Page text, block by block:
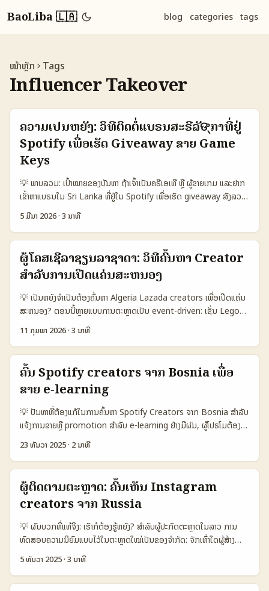
BaoLiba 🇱🇦 blog categories tags
ໜ້າຫຼັກ Tags
Influencer Takeover
ຄວາມເປັນຫຍັງ: ວິທີຕິດຕໍ່ແບຣນສະຣີລັଙ୍ກາທີ່ຢູ່
Spotify ເພື່ອເຮັດ Giveaway ຂາຍ Game
Keys
💡 ພາບລວມ: ເປົ້າໝາຍຂອງບັນຫາ ຖ້າເຈົ້າເປັນຄຣີເອເທີ ຫຼື ຜູ້ຂາຍເກມ ແລະຢາກ
ເຂົ້າຫາແບຣນໃນ Sri Lanka ທີ່ຢູ່ໃນ Spotify ເພື່ອເຮັດ giveaway ສັງລວມ
game keys — ນີ້ແມ່ນບັນຫາທີ່ຈະຕ້ອງເຂົ້າໃຈເຖິງການກະທຳຮ່ວມ, ກຸ່ມເປົ່າ
ໝາຍ, ກົງກັບຂໍ້ກຳນົດການແລະທາງການເງິນ. ຄວາມນິຍົມຂອງ Spotify ໃນການ
ເຊື່ອມຕໍ່ລິດສະຕິເພງ ກັບການເກັບຂໍ້ມູນ user ແລະ ticketing partners
(ຢ່າງໃນການຫຼາຍຕົວຢ່າງ, Spotify ໄດ້ລົງຊື່ຮ່ວມກັບ e-plus ແລະ ticketing
platforms ຕ່າງໆ) ຊ່ວຍໃຫ້ການຄົ້ນຫາອິນເວນທານຂອງຜູ້ຟັງງ່າຍຂຶ້ນ — ນີ້
ແມ່ນຈຸດເລີ່ມຕົ້ນທີ່ດີສຳລັບການປະກອບກັບແບຣນ. (ອ້າງອີງ: Spotify
partnership examples) ໃນບົດນີ້ ຂ້ອຍຈະແນະນໍາແນວທາງຈິງໆ ສຳລັບຄຣີ
ເອເທີແບບລາວ — ຈາກການກວດຄືນຂໍ້ມູນ, ການສະເຫມີແບບສົນທະນາ, ການ
ປະກອບແບບ campaign ແລະການຕິດຕໍ່ທີ່ມີປະສິດທິພາບເພື່ອເຮັດໃຫ້
giveaway ຂອງເຈົ້າເຂົ້າຫາຕະຫລາດ Sri Lanka ໄດ້ຜົນ. 📊 ຕາຕະລາງຂໍ້ມູນ
Lanka) Spotify (Laos) Spotify (Malaysia) 👥 Monthly Active
1.200.000 180.000 2.500.000 📈 Mobile Penetration 65%
45% 78% 🎧 Average Listening hrs/wk 7.2 5.1 8.0 💰 Brand
Partnership Readiness High Medium High 🤝 Influencer
Marketing Maturity Medium Low High ຕາຕະລາງນີ້ແມ່ນຮູບແບບ
ສັງລວມທີ່ຊ່ວຍເຮັດໃຫ້ເຈົ້າເຫັນຄວາມແຕກຕ່າງຂອງຕະຫຼາດ: Sri Lanka ມີ
user base ກາງດີແລະຄວາມພ້ອມທີ່ຈະຮ່ວມມືກັບແບຣນ, ໃນຂະນະທີ່ Laos
ຍັງຕ້ອງພັດທະນາໄປຍັງລາຍການ influencer ແລະ mobile reach. ນີ້ແມ່ນ
ຂໍ້ມູນເປັນแนວທາງເລີ່ມຕົ້ນເພື່ອກຳນົດກຸ່ມເປົ່າໝາຍແລະທຸລະກຳທີ່ຈະເຮັດ. ...
5 ມີນາ 2026·3 ນາທີ
ຜູ້ໂຄສເຊີລາຊຽນລາຊາດາ: ວິທີຄົ້ນຫາ Creator
ສໍາລັບການເປີດແຄ່ນສະຫນອງ
💡 ເປັນຫຍັງຈຳເປັນຕ້ອງຄົ້ນຫາ Algeria Lazada creators ເພື່ອເປີດແຄ່ນ
ສະຫນອງ? ຕອນນີ້ຫຼາຍແບບການຕະຫຼາດເປັນ event-driven: ເຊັ່ນ Lego
Bloom Together ທີ່ຈັດການລະຫວ່າງ 6–15 ກຸມພາ 2026 ແລະມີ pop-
up ແລະ livestream ຢູ່ເມືອງທີ່ກຳນົດ — ນັ້ນແມ່ນໂອກາດທີ່ດີເພື່ອຮ່ວມງານ
ກັບ creators ຈາກ Algeria ເພື່ອເປີດແຄ່ນ sponsored challenges.
ສະເລ່ຍຈັກທີ່ຕ້ອງເຮັດ: ຄົ້ນຫາ creator ທີ່ເຂົ້າກັບ product fit (ຕົວຢ່າງ:
Lego Bloom Together), ຈັດການ livestream ແລະເຮັດ mechanic
ຂອງ challenge ເພື່ອເກັບ data ROI. ບລັງຊັ່ນຈິງ: Lazada ມີ
livestream events ແລະ member sign-ups (ເຊັ່ນການລົງທະບຽນ
ເປັນ Lego Official Store member ຢູ່ Lazada) ເປັນ mechanic ທີ່
ສາມາດຕ້ອນຮັບ sponsored challenge — ນີ້ແມ່ນຈຸດເລີ່ມຕົ້ນທີ່ດີ ແລະມີ
feature ທີ່ສົມມຸມໃຫ້ຜົນ. ...
11 ກຸມພາ 2026·3 ນາທີ
ຄົ້ນ Spotify creators ຈາກ Bosnia ເພື່ອ
ຂາຍ e‑learning
💡 ປັນຫາທີ່ຕ້ອງແກ້ໃນການຄົ້ນຫາ Spotify Creators ຈາກ Bosnia ສຳລັບ
ແຈ້ງການຂາຍຫຼື promotion ສຳລັບ e‑learning ຢ່າງມີຜົນ, ຜູ້ໂປຣໂມຕ້ອງຮູ້
ວ່າຈຸດປະสงຂອງຄົນຄົນສ້າງຄວາມນ້ອຍອັນດຽວກັນກັບວ່າຈະຮອດປະໂຫຍດ
ເທົ່າໃດ — ບາງຄັ້ງ creators ຈະບໍ່ມີ follower ຫຼາຍແຕ່ມີ audience ທີ່
ເໝາະສົມທີ່ຈະສົ່ງຂໍ້ຄວາມການຮຽນ. ສະພາບໃນ Bosnia and Herzegovina
ມີຊ່ອງຊຸມຊົນເສັ້ນນ້ອຍ ແຕ່ມີເສັ້ນສຽງທີ່ໃຫ້ຜົນສໍາເລັດໄດ້ຫນ້າສົນໃຈ — ບໍ່
ແມ່ນຈຳເປັນຕ້ອງມີຜູ້ຕິດຕາມຫລາຍເພື່ອປັບຂຶ້ນຍອດຂອງຄິວເລີນ. ບົດນີ້ຈະພາ
ທ່ານຜ່ານຂັ້ນຕອນທີ່ປະຕິບັດໄດ້ — ຈາກການຄົ້ນ creator ຢູ່ Spotify, ການ
ວິເຄາະ playlist, ການຕິດຕໍ່ແບບມີຄວາມຮູ້ຈັກ, ແລະແນວທາງການຈັດງວ່າເງິນ
ຂອງທ່ານຈະຖືກໃຊ້ຢ່າງມີປະສິດທິພາບ. ນີ້ບໍ່ແມ່ນແທກລາຍການທົ່ວໄປ — ແຕ່
ແນະນຳແບບການເຮັດວຽກທີ່ລອງແລ້ວໄດ້ເຫັນຜົນເທິງ. 📊 ຕາຕະລາງຂໍ້ມູນ:
ປຽບທຽບຕົວເລືອກການຂອງບໍລິການການໂປຣໂມ (Playlist vs Social vs
Creator Deal 👥 Monthly Active 150.000 120.000 80.000 📈
23 ທັນວາ 2025· 2 ນາທີ
ຜູ້ຕິດຕາມຕະຫຼາດ: ຄົ້ນເຫັນ Instagram
creators ຈາກ Russia
💡 ຜົນບວກທີ່ແທ້ຈິງ: ເຮົາກໍຕ້ອງຮູ້ຫຍັງ? ສໍາລັບຜູ້ປະກົດຕະຫຼາດໃນລາວ ການ
ທົດສອບຄວາມນິຍົມແບບໄວ້ໃນຕະຫຼາດໃໝ່ເປັນຂອງຈຳກັດ: ຈັກເທົ່າໃດຜູ້ສ້າງ
ເນື້ອຫາ (creators) ຈາກ Russia ຈະຊ່ວຍສົ່ງຜົນຕໍ່ການຮັບຮອງສິນຄ້າໃນ
ຕະຫຼາດລາວ? ຄຳຖາມນີ້ເປັນຫຼັກ — ແຕ່ການຄົ້ນຫາຜູ້ສ້າງທີ່ຖືກຕ້ອງ, ເຂັ້ນໃຈແລະ
ສາມາດທົດສອບຕະຫຼາດໄດ້ບໍ່ແມ່ນເລື່ອງງ່າຍ — ບໍ່ແມ່ນແຕ່ການຄົ້ນຊື່ໂດຍ
5 ທັນວາ 2025·3 ນາທີ